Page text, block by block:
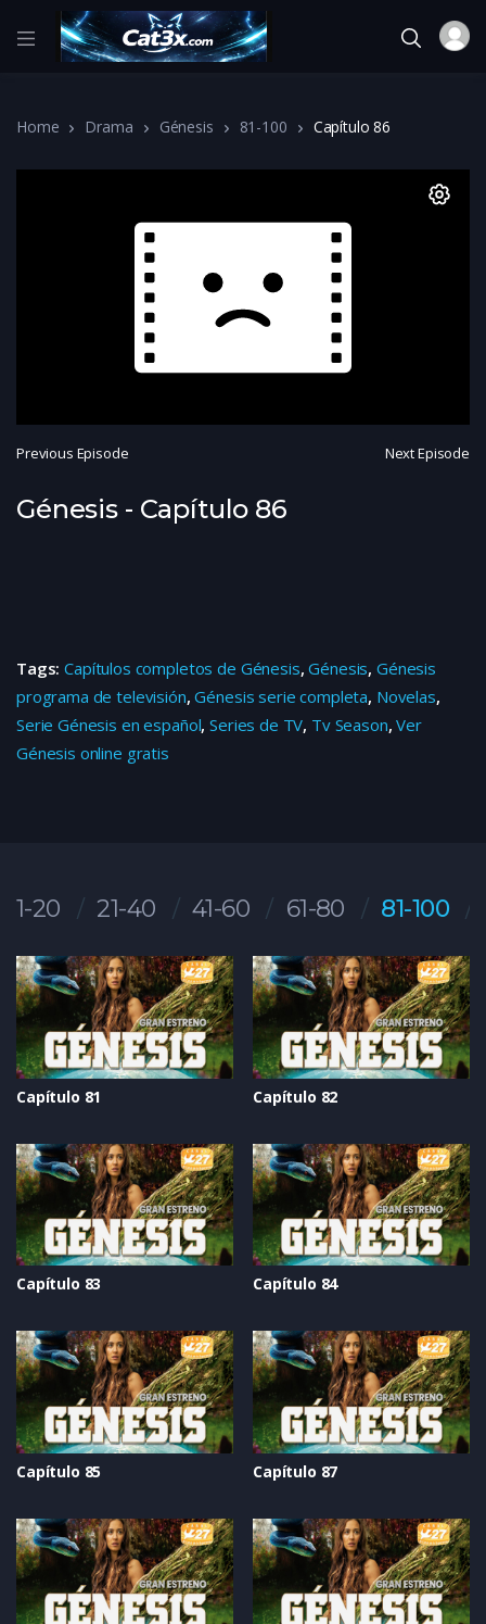
Home Drama Génesis 81-100 Capítulo 86
Previous Episode Next Episode
Génesis - Capítulo 86
Tags:Capítulos completos de Génesis,Génesis, Génesis
programa de televisión,Génesis serie completa, Novelas,
Serie Génesis en español,Series de TV, Tv Season,Ver
Génesis online gratis
1-20 21-40 41-60 61-80 81-100
Capítulo 81 Capítulo 82
Capítulo 83 Capítulo 84
Capítulo 85 Capítulo 87